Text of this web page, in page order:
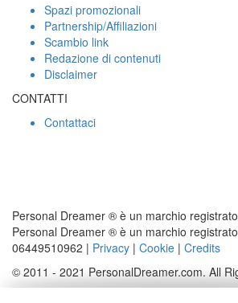
Spazi promozionali
Partnership/Affiliazioni
Scambio link
Redazione di contenuti
Disclaimer
CONTATTI
Contattaci
Personal Dreamer ® è un marchio
Personal Dreamer ® è un marchio
06449510962 | Privacy | Cookie | Credits
© 2011 - 2021 PersonalDreamer.com. All